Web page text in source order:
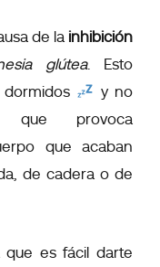
de la inhibición
glútea. Esto
y no
provoca
que acaban
de cadera o de
que es fácil darte